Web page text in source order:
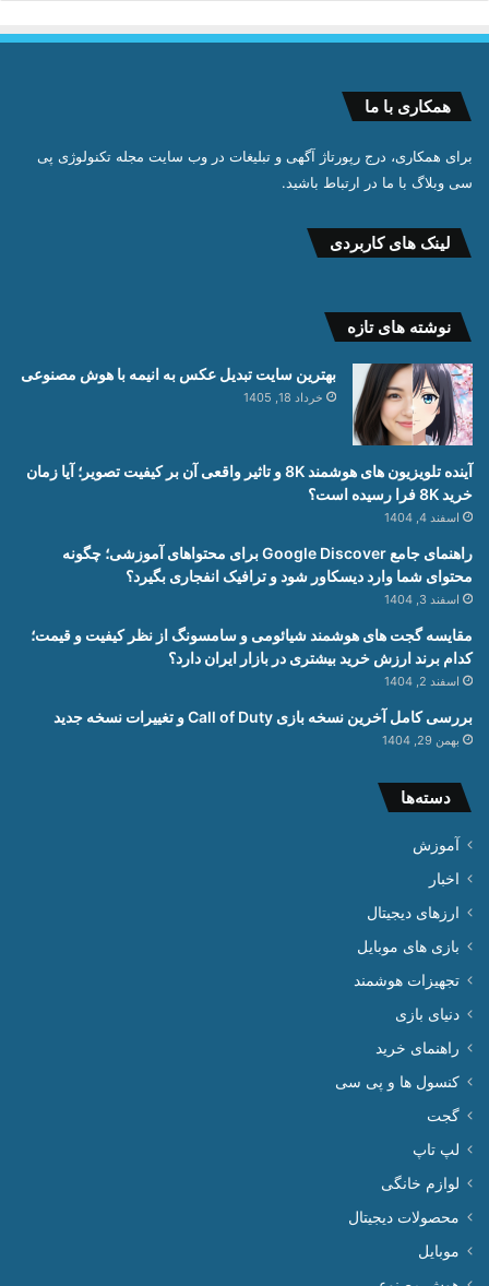
همکاری با ما
برای همکاری، درج رپورتاژ آگهی و تبلیغات در وب سایت مجله تکنولوژی پی
سی وبلاگ با ما در ارتباط باشید.
لینک های کاربردی
نوشته های تازه
بهترین سایت تبدیل عکس به انیمه با هوش مصنوعی
خرداد 18, 1405
آینده تلویزیون های هوشمند 8K و تاثیر واقعی آن بر کیفیت تصویر؛ آیا زمان
خرید 8K فرا رسیده است؟
اسفند 4, 1404
راهنمای جامع Google Discover برای محتواهای آموزشی؛ چگونه
محتوای شما وارد دیسکاور شود و ترافیک انفجاری بگیرد؟
اسفند 3, 1404
مقایسه گجت های هوشمند شیائومی و سامسونگ از نظر کیفیت و قیمت؛
کدام برند ارزش خرید بیشتری در بازار ایران دارد؟
اسفند 2, 1404
بررسی کامل آخرین نسخه بازی Call of Duty و تغییرات نسخه جدید
بهمن 29, 1404
دسته‌ها
آموزش
اخبار
ارزهای دیجیتال
بازی های موبایل
تجهیزات هوشمند
دنیای بازی
راهنمای خرید
کنسول ها و پی سی
گجت
لپ تاپ
لوازم خانگی
محصولات دیجیتال
موبایل